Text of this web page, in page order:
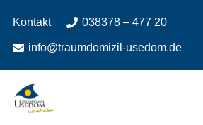
Inhalt
springen
Navigation
springen
Kontakt 038378 – 477 20
info@traumdomizil-usedom.de